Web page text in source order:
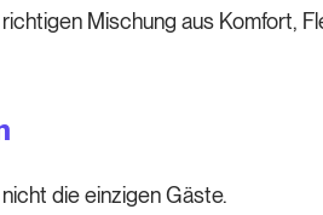
Mischung aus Komfort,
die einzigen Gäste.